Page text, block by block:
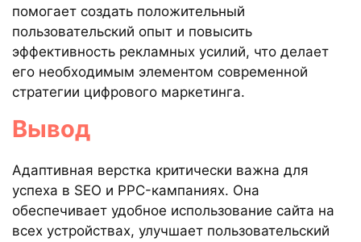
помогает создать положительный
пользовательский опыт и повысить
эффективность рекламных усилий, что делает
его необходимым элементом современной
стратегии цифрового маркетинга.
Вывод
Адаптивная верстка критически важна для
успеха в SEO и PPC-кампаниях. Она
обеспечивает удобное использование сайта на
всех устройствах, улучшает пользовательский